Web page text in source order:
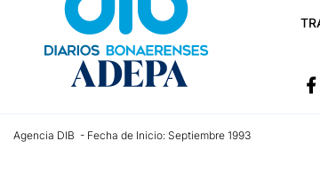
Agencia DIB - Fecha de Inicio: Septiembre 1993